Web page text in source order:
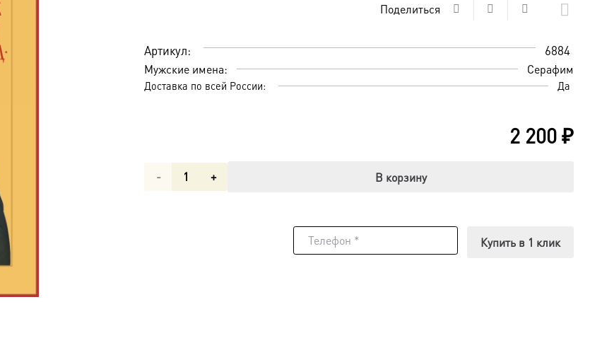
Поделиться
Артикул: 6884
Мужские имена: Серафим
Доставка по всей России: Да
2 200₽
Количество
В корзину
Купить в 1 клик